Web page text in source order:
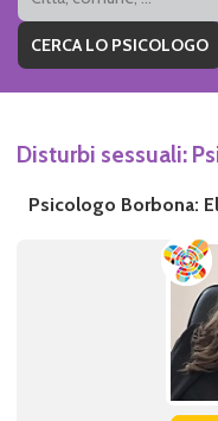
Disturbi sessuali:
Psicologo Borbona: